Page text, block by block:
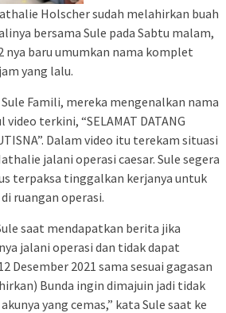
Holscher sudah melahirkan buah
bersama Sule pada Sabtu malam,
nya baru umumkan nama komplet
yang lalu.
Famili, mereka mengenalkan nama
terkini, “SELAMAT DATANG
Dalam video itu terekam situasi
jalani operasi caesar. Sule segera
terpaksa tinggalkan kerjanya untuk
ruangan operasi.
saat mendapatkan berita jika
jalani operasi dan tidak dapat
Desember 2021 sama sesuai gagasan
Bunda ingin dimajuin jadi tidak
yang cemas,” kata Sule saat ke